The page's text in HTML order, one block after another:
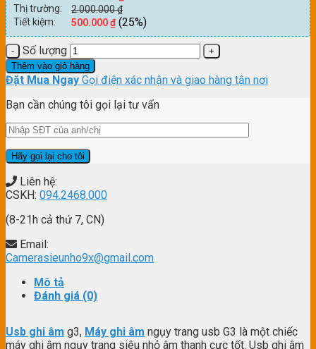
Thị trường:
2.000.000₫
Tiết kiệm:
500.000₫ (25%)
Số lượng
Thêm vào giỏ hàng
Đặt Mua Ngay Gọi điện xác nhận và giao hàng tận nơi
Bạn cần chúng tôi gọi lại tư vấn
Liên hệ:
CSKH: 094.2468.000
(8-21h cả thứ 7, CN)
Email:
Camerasieunho9x@gmail.com
Mô tả
Đánh giá (0)
Usb ghi âm g3, Máy ghi âm ngụy trang usb G3 là một chiếc
máy ghi âm ngụy trang siêu nhỏ âm thanh cực tốt. Usb ghi âm